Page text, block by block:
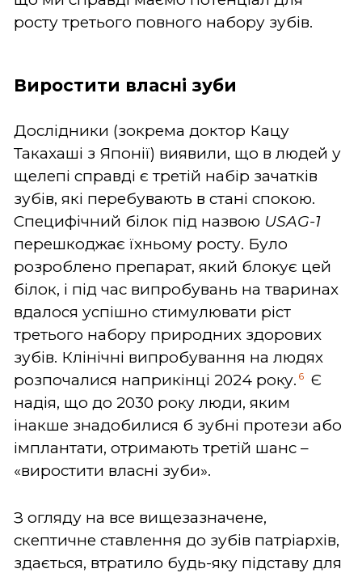
росту третього повного набору зубів.
Виростити власні зуби
Дослідники (зокрема доктор Кацу
Такахаші з Японії) виявили, що в людей у
щелепі справді є третій набір зачатків
зубів, які перебувають в стані спокою.
Специфічний білок під назвою USAG-1
перешкоджає їхньому росту. Було
розроблено препарат, який блокує цей
білок, і під час випробувань на тваринах
вдалося успішно стимулювати ріст
третього набору природних здорових
зубів. Клінічні випробування на людях
розпочалися наприкінці 2024 року. 6 Є
надія, що до 2030 року люди, яким
інакше знадобилися б зубні протези або
імплантати, отримають третій шанс –
«виростити власні зуби».
З огляду на все вищезазначене,
скептичне ставлення до зубів патріархів,
здається, втратило будь-яку підставу для